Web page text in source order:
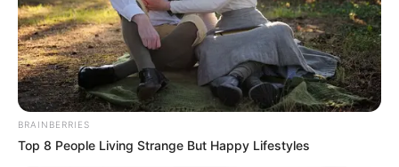
BRAINBERRIES
Top 8 People Living Strange But Happy Lifestyles